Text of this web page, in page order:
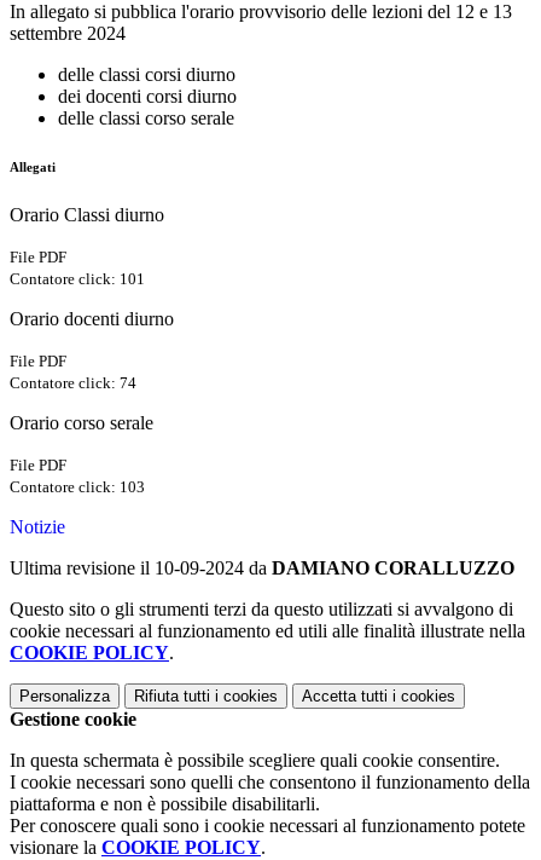
In allegato si pubblica l'orario provvisorio delle lezioni del 12 e 13
settembre 2024
delle classi corsi diurno
dei docenti corsi diurno
delle classi corso serale
Allegati
Orario Classi diurno
File PDF
Contatore click: 101
Orario docenti diurno
File PDF
Contatore click: 74
Orario corso serale
File PDF
Contatore click: 103
Notizie
Ultima revisione il 10-09-2024 da DAMIANO CORALLUZZO
Questo sito o gli strumenti terzi da questo utilizzati si avvalgono di
cookie necessari al funzionamento ed utili alle finalità illustrate nella
COOKIE POLICY.
Personalizza Rifiuta tutti i cookies Accetta tutti i cookies
Gestione cookie
In questa schermata è possibile scegliere quali cookie consentire.
I cookie necessari sono quelli che consentono il funzionamento della
piattaforma e non è possibile disabilitarli.
Per conoscere quali sono i cookie necessari al funzionamento potete
visionare la COOKIE POLICY.